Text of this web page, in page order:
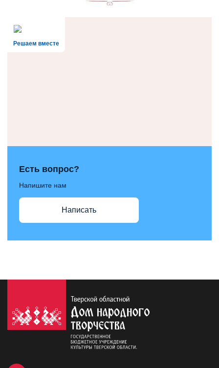
Решаем вместе
Есть вопрос?
Напишите нам
Написать